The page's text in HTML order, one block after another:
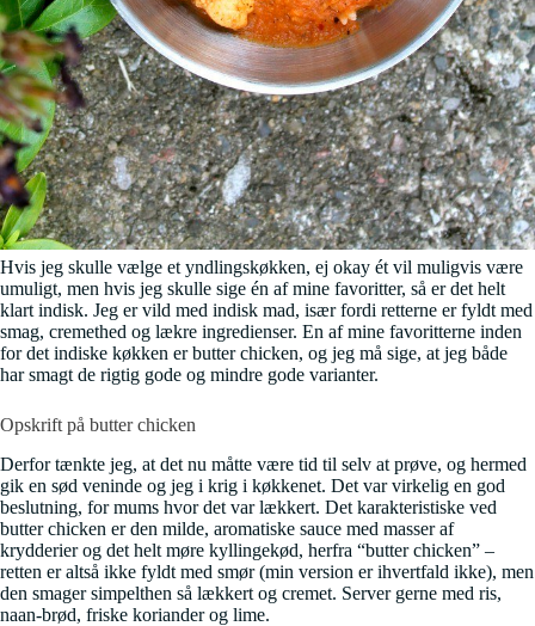
Hvis jeg skulle vælge et yndlingskøkken, ej okay ét vil muligvis være
umuligt, men hvis jeg skulle sige én af mine favoritter, så er det helt
klart indisk. Jeg er vild med indisk mad, især fordi retterne er fyldt med
smag, cremethed og lækre ingredienser. En af mine favoritterne inden
for det indiske køkken er butter chicken, og jeg må sige, at jeg både
har smagt de rigtig gode og mindre gode varianter.
Opskrift på butter chicken
Derfor tænkte jeg, at det nu måtte være tid til selv at prøve, og hermed
gik en sød veninde og jeg i krig i køkkenet. Det var virkelig en god
beslutning, for mums hvor det var lækkert. Det karakteristiske ved
butter chicken er den milde, aromatiske sauce med masser af
krydderier og det helt møre kyllingekød, herfra “butter chicken” –
retten er altså ikke fyldt med smør (min version er ihvertfald ikke), men
den smager simpelthen så lækkert og cremet. Server gerne med ris,
naan-brød, friske koriander og lime.